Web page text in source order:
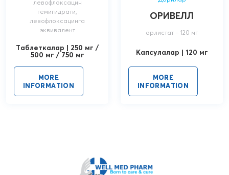
левофлоксацин
гемигидрати,
левофлоксацинга
эквивалент
Таблеткалар | 250 мг /
500 мг / 750 мг
MORE
INFORMATION
ОРИВЕЛЛ
орлистат – 120 мг
Капсулалар | 120 мг
MORE
INFORMATION